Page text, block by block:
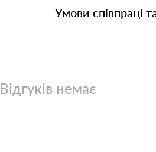
Умови співпраці
Відгуків немає